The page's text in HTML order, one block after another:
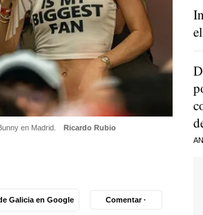
en Madrid. Ricardo Rubio
Galicia en Google Comentar ·